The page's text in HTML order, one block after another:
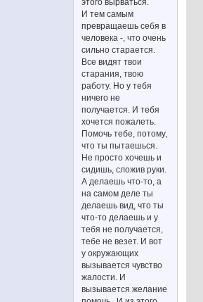
этого вырваться.
И тем самым
превращаешь себя в
человека -, что очень
сильно старается.
Все видят твои
старания, твою
работу. Но у тебя
ничего не
получается. И тебя
хочется пожалеть.
Помочь тебе, потому,
что ты пытаешься.
Не просто хочешь и
сидишь, сложив руки.
А делаешь что-то, а
на самом деле ты
делаешь вид, что ты
что-то делаешь и у
тебя не получается,
тебе не везет. И вот
у окружающих
вызывается чувство
жалости. И
вызывается желание